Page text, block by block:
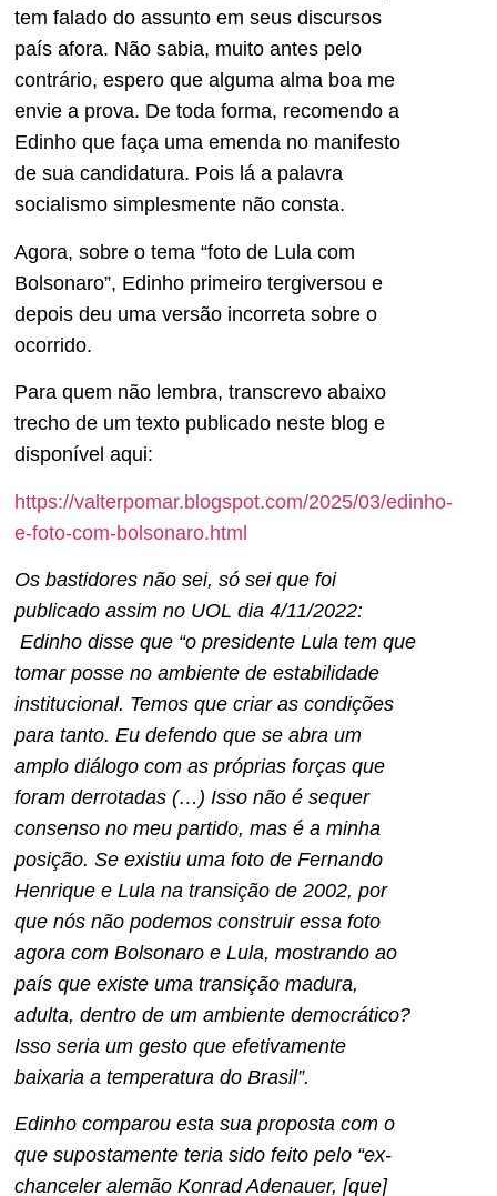
tem falado do assunto em seus discursos
país afora. Não sabia, muito antes pelo
contrário, espero que alguma alma boa me
envie a prova. De toda forma, recomendo a
Edinho que faça uma emenda no manifesto
de sua candidatura. Pois lá a palavra
socialismo simplesmente não consta.
Agora, sobre o tema “foto de Lula com
Bolsonaro”, Edinho primeiro tergiversou e
depois deu uma versão incorreta sobre o
ocorrido.
Para quem não lembra, transcrevo abaixo
trecho de um texto publicado neste blog e
disponível aqui:
https://valterpomar.blogspot.com/2025/03/edinho-
e-foto-com-bolsonaro.html
Os bastidores não sei, só sei que foi
publicado assim no UOL dia 4/11/2022:
Edinho disse que “o presidente Lula tem que
tomar posse no ambiente de estabilidade
institucional. Temos que criar as condições
para tanto. Eu defendo que se abra um
amplo diálogo com as próprias forças que
foram derrotadas (…) Isso não é sequer
consenso no meu partido, mas é a minha
posição. Se existiu uma foto de Fernando
Henrique e Lula na transição de 2002, por
que nós não podemos construir essa foto
agora com Bolsonaro e Lula, mostrando ao
país que existe uma transição madura,
adulta, dentro de um ambiente democrático?
Isso seria um gesto que efetivamente
baixaria a temperatura do Brasil”.
Edinho comparou esta sua proposta com o
que supostamente teria sido feito pelo “ex-
chanceler alemão Konrad Adenauer, [que]